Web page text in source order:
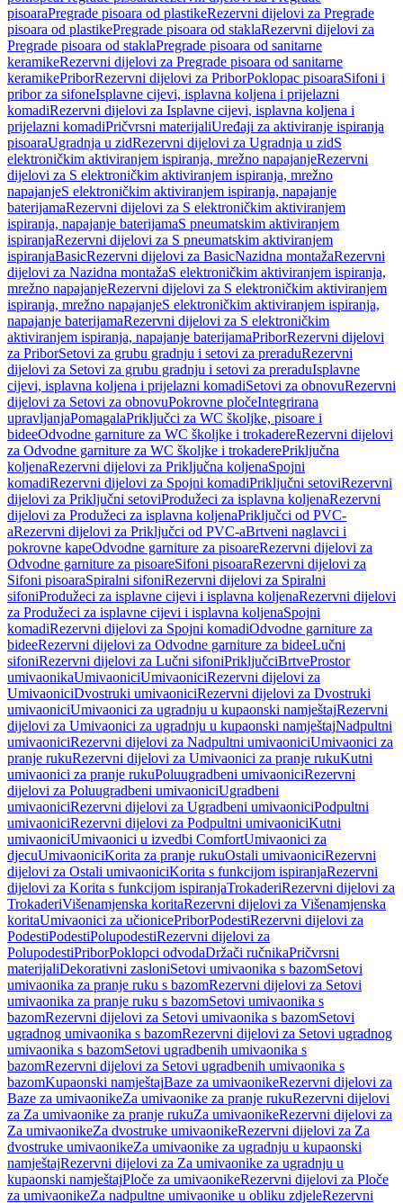
pisoaraPregrade pisoara od plastikeRezervni dijelovi za Pregrade
pisoara od plastikePregrade pisoara od staklaRezervni dijelovi za
Pregrade pisoara od staklaPregrade pisoara od sanitarne
keramikeRezervni dijelovi za Pregrade pisoara od sanitarne
keramikePriborRezervni dijelovi za PriborPoklopac pisoaraSifoni i
pribor za sifoneIsplavne cijevi, isplavna koljena i prijelazni
komadiRezervni dijelovi za Isplavne cijevi, isplavna koljena i
prijelazni komadiPričvrsni materijaliUređaji za aktiviranje ispiranja
pisoaraUgradnja u zidRezervni dijelovi za Ugradnja u zidS
elektroničkim aktiviranjem ispiranja, mrežno napajanjeRezervni
dijelovi za S elektroničkim aktiviranjem ispiranja, mrežno
napajanjeS elektroničkim aktiviranjem ispiranja, napajanje
baterijamaRezervni dijelovi za S elektroničkim aktiviranjem
ispiranja, napajanje baterijamaS pneumatskim aktiviranjem
ispiranjaRezervni dijelovi za S pneumatskim aktiviranjem
ispiranjaBasicRezervni dijelovi za BasicNazidna montažaRezervni
dijelovi za Nazidna montažaS elektroničkim aktiviranjem ispiranja,
mrežno napajanjeRezervni dijelovi za S elektroničkim aktiviranjem
ispiranja, mrežno napajanjeS elektroničkim aktiviranjem ispiranja,
napajanje baterijamaRezervni dijelovi za S elektroničkim
aktiviranjem ispiranja, napajanje baterijamaPriborRezervni dijelovi
za PriborSetovi za grubu gradnju i setovi za preraduRezervni
dijelovi za Setovi za grubu gradnju i setovi za preraduIsplavne
cijevi, isplavna koljena i prijelazni komadiSetovi za obnovuRezervni
dijelovi za Setovi za obnovuPokrovne pločeIntegrirana
upravljanjaPomagalaPriključci za WC školjke, pisoare i
bideeOdvodne garniture za WC školjke i trokadereRezervni dijelovi
za Odvodne garniture za WC školjke i trokaderePriključna
koljenaRezervni dijelovi za Priključna koljenaSpojni
komadiRezervni dijelovi za Spojni komadiPriključni setoviRezervni
dijelovi za Priključni setoviProdužeci za isplavna koljenaRezervni
dijelovi za Produžeci za isplavna koljenaPriključci od PVC-
aRezervni dijelovi za Priključci od PVC-aBrtveni naglavci i
pokrovne kapeOdvodne garniture za pisoareRezervni dijelovi za
Odvodne garniture za pisoareSifoni pisoaraRezervni dijelovi za
Sifoni pisoaraSpiralni sifoniRezervni dijelovi za Spiralni
sifoniProdužeci za isplavne cijevi i isplavna koljenaRezervni dijelovi
za Produžeci za isplavne cijevi i isplavna koljenaSpojni
komadiRezervni dijelovi za Spojni komadiOdvodne garniture za
bideeRezervni dijelovi za Odvodne garniture za bideeLučni
sifoniRezervni dijelovi za Lučni sifoniPriključciBrtveProstor
umivaonikaUmivaoniciUmivaoniciRezervni dijelovi za
UmivaoniciDvostruki umivaoniciRezervni dijelovi za Dvostruki
umivaoniciUmivaonici za ugradnju u kupaonski namještajRezervni
dijelovi za Umivaonici za ugradnju u kupaonski namještajNadpultni
umivaoniciRezervni dijelovi za Nadpultni umivaoniciUmivaonici za
pranje rukuRezervni dijelovi za Umivaonici za pranje rukuKutni
umivaonici za pranje rukuPoluugradbeni umivaoniciRezervni
dijelovi za Poluugradbeni umivaoniciUgradbeni
umivaoniciRezervni dijelovi za Ugradbeni umivaoniciPodpultni
umivaoniciRezervni dijelovi za Podpultni umivaoniciKutni
umivaoniciUmivaonici u izvedbi ComfortUmivaonici za
djecuUmivaoniciKorita za pranje rukuOstali umivaoniciRezervni
dijelovi za Ostali umivaoniciKorita s funkcijom ispiranjaRezervni
dijelovi za Korita s funkcijom ispiranjaTrokaderiRezervni dijelovi za
TrokaderiVišenamjenska koritaRezervni dijelovi za Višenamjenska
koritaUmivaonici za učionicePriborPodestiRezervni dijelovi za
PodestiPodestiPolupodestiRezervni dijelovi za
PolupodestiPriborPoklopci odvodaDržači ručnikaPričvrsni
materijaliDekorativni zasloniSetovi umivaonika s bazomSetovi
umivaonika za pranje ruku s bazomRezervni dijelovi za Setovi
umivaonika za pranje ruku s bazomSetovi umivaonika s
bazomRezervni dijelovi za Setovi umivaonika s bazomSetovi
ugradnog umivaonika s bazomRezervni dijelovi za Setovi ugradnog
umivaonika s bazomSetovi ugradbenih umivaonika s
bazomRezervni dijelovi za Setovi ugradbenih umivaonika s
bazomKupaonski namještajBaze za umivaonikeRezervni dijelovi za
Baze za umivaonikeZa umivaonike za pranje rukuRezervni dijelovi
za Za umivaonike za pranje rukuZa umivaonikeRezervni dijelovi za
Za umivaonikeZa dvostruke umivaonikeRezervni dijelovi za Za
dvostruke umivaonikeZa umivaonike za ugradnju u kupaonski
namještajRezervni dijelovi za Za umivaonike za ugradnju u
kupaonski namještajPloče za umivaonikeRezervni dijelovi za Ploče
za umivaonikeZa nadpultne umivaonike u obliku zdjeleRezervni